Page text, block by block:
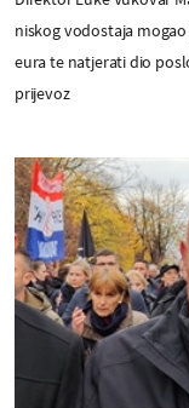
niskog vodostaja
eura te natjerati dio
prijevoz